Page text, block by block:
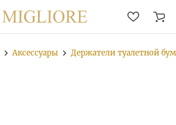
Аксессуары Держатели туалетной